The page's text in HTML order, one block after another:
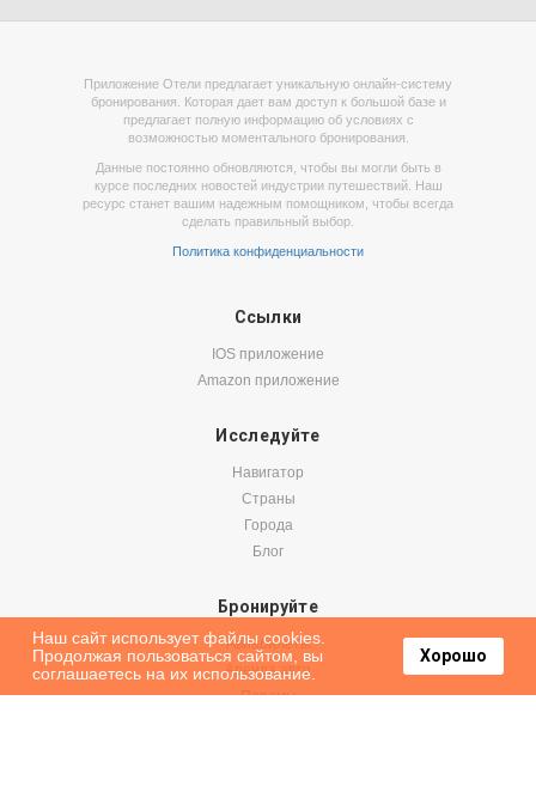
Приложение Отели предлагает уникальную онлайн-систему
бронирования. Которая дает вам доступ к большой базе и
предлагает полную информацию об условиях с
возможностью моментального бронирования.
Данные постоянно обновляются, чтобы вы могли быть в
курсе последних новостей индустрии путешествий. Наш
ресурс станет вашим надежным помощником, чтобы всегда
сделать правильный выбор.
Политика конфиденциальности
Ссылки
IOS приложение
Amazon приложение
Исследуйте
Навигатор
Страны
Города
Блог
Бронируйте
Авиабилеты
Аренда авто
Паромы
Наш сайт использует файлы cookies.
Продолжая пользоваться сайтом, вы
соглашаетесь на их использование.
Хорошо